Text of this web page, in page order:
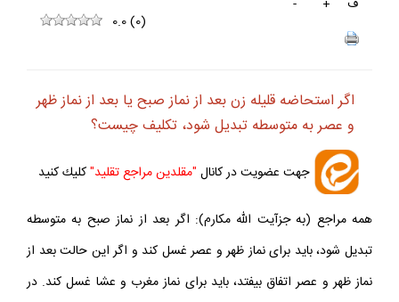
ف
+
-
0.0(0)
اگر استحاضه قليله زن بعد از نماز صبح يا بعد از نماز ظهر
و عصر به متوسطه تبديل شود، تكليف چيست؟
جهت عضويت در كانال "مقلدين مراجع تقليد"كليك كنيد
همه مراجع (به جزآيت الله مكارم): اگر بعد از نماز صبح به متوسطه
تبديل شود، بايد براى نماز ظهر و عصر غسل كند و اگر اين حالت بعد از
نماز ظهر و عصر اتفاق بيفتد، بايد براى نماز مغرب و عشا غسل كند. در